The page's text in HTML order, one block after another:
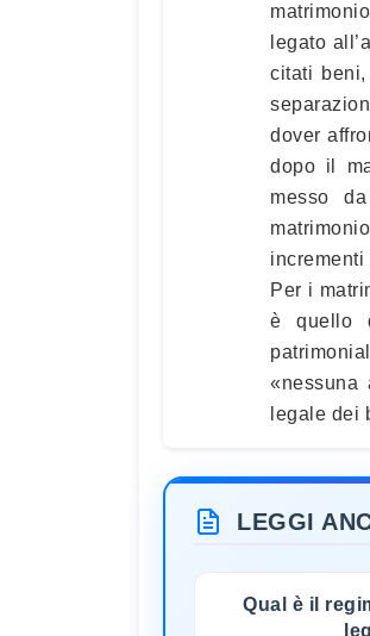
legato
citati
dover
dopo il
messo
Per i
è quello
«nessuna
legale dei
LEGGI
Qual è il